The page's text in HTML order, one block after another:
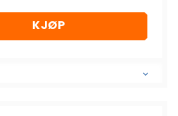
antall
KJØP